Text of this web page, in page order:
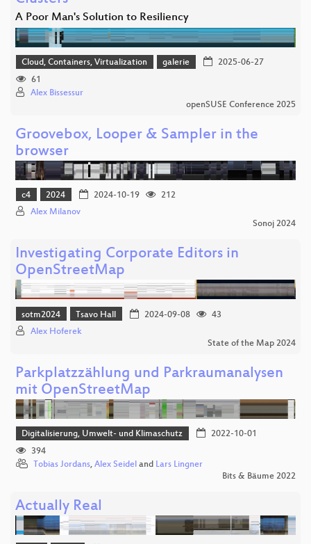
A Poor Man's Solution to Resiliency
Cloud, Containers, Virtualization galerie
2025-06-27
61
Alex Bissessur
openSUSE Conference 2025
Groovebox, Looper & Sampler in the
browser
c4 2024 2024-10-19
212
Alex Milanov
Sonoj 2024
Investigating Corporate Editors in
OpenStreetMap
sotm2024 Tsavo Hall 2024-09-08
43
Alex Hoferek
State of the Map 2024
Parkplatzzählung und Parkraumanalysen
mit OpenStreetMap
Digitalisierung, Umwelt- und Klimaschutz
2022-10-01
394
Tobias Jordans, Alex Seidel and Lars Lingner
Bits & Bäume 2022
Actually Real